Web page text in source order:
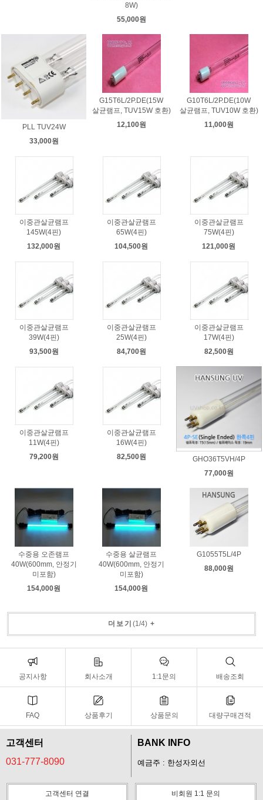
8W)
55,000원
PLL TUV24W
33,000원
G15T6L/2P.DE(15W
살균램프, TUV15W 호환)
12,100원
G10T6L/2P.DE(10W
살균램프, TUV10W 호환)
11,000원
이중관살균램프
145W(4핀)
132,000원
이중관살균램프
65W(4핀)
104,500원
이중관살균램프
75W(4핀)
121,000원
이중관살균램프
39W(4핀)
93,500원
이중관살균램프
25W(4핀)
84,700원
이중관살균램프
17W(4핀)
82,500원
이중관살균램프
11W(4핀)
79,200원
이중관살균램프
16W(4핀)
82,500원
GHO36T5VH/4P
77,000원
수중용 오존램프
40W(600mm, 안정기
미포함)
154,000원
수중용 살균램프
40W(600mm, 안정기
미포함)
154,000원
G1055T5L/4P
88,000원
더보기 (1/4)+
공지사항 회사소개 1:1문의 배송조회
FAQ 상품후기 상품문의 대량구매견적
고객센터
031-777-8090
BANK INFO
예금주 : 한성자외선
고객센터 연결 비회원 1:1 문의